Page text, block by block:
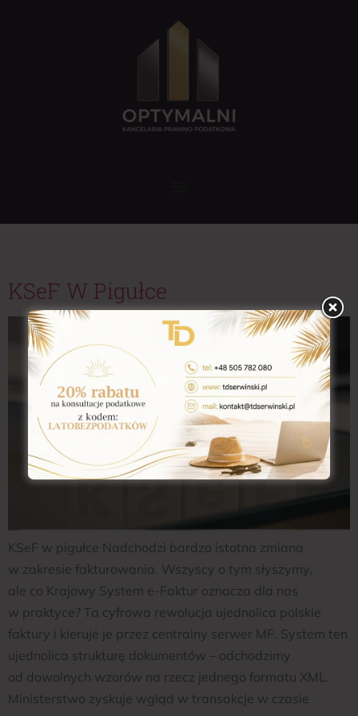
KSeF W Pigułce
KSeF w pigułce Nadchodzi bardzo istotna zmiana
w zakresie fakturowania. Wszyscy o tym słyszymy,
ale co Krajowy System e-Faktur oznacza dla nas
w praktyce? Ta cyfrowa rewolucja ujednolica polskie
faktury i kieruje je przez centralny serwer MF. System ten
ujednolica strukturę dokumentów – odchodzimy
od dowolnych wzorów na rzecz jednego formatu XML.
Ministerstwo zyskuje wgląd w transakcje w czasie